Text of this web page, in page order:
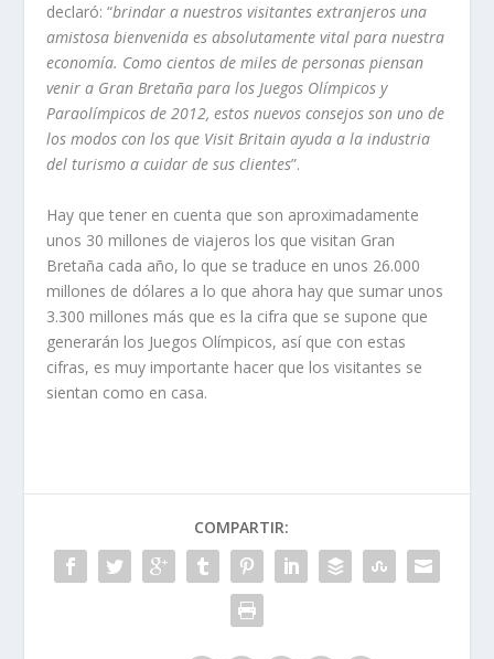
declaró: “brindar a nuestros visitantes extranjeros una
amistosa bienvenida es absolutamente vital para nuestra
economía. Como cientos de miles de personas piensan
venir a Gran Bretaña para los Juegos Olímpicos y
Paraolímpicos de 2012, estos nuevos consejos son uno de
los modos con los que Visit Britain ayuda a la industria
del turismo a cuidar de sus clientes”.
Hay que tener en cuenta que son aproximadamente
unos 30 millones de viajeros los que visitan Gran
Bretaña cada año, lo que se traduce en unos 26.000
millones de dólares a lo que ahora hay que sumar unos
3.300 millones más que es la cifra que se supone que
generarán los Juegos Olímpicos, así que con estas
cifras, es muy importante hacer que los visitantes se
sientan como en casa.
COMPARTIR: